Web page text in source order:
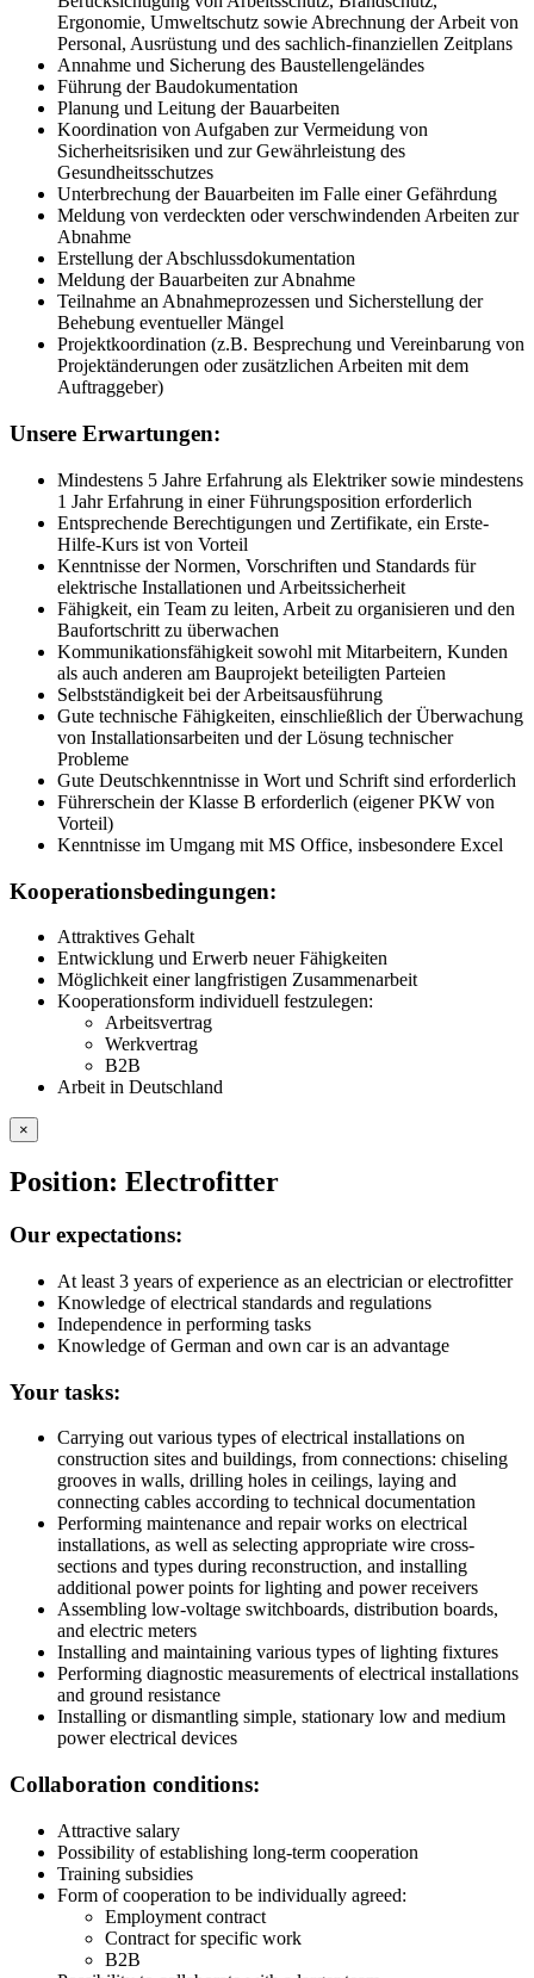
Ergonomie, Umweltschutz sowie Abrechnung der Arbeit von
Personal, Ausrüstung und des sachlich-finanziellen Zeitplans
Annahme und Sicherung des Baustellengeländes
Führung der Baudokumentation
Planung und Leitung der Bauarbeiten
Koordination von Aufgaben zur Vermeidung von
Sicherheitsrisiken und zur Gewährleistung des
Gesundheitsschutzes
Unterbrechung der Bauarbeiten im Falle einer Gefährdung
Meldung von verdeckten oder verschwindenden Arbeiten zur
Abnahme
Erstellung der Abschlussdokumentation
Meldung der Bauarbeiten zur Abnahme
Teilnahme an Abnahmeprozessen und Sicherstellung der
Behebung eventueller Mängel
Projektkoordination (z.B. Besprechung und Vereinbarung von
Projektänderungen oder zusätzlichen Arbeiten mit dem
Auftraggeber)
Unsere Erwartungen:
Mindestens 5 Jahre Erfahrung als Elektriker sowie mindestens
1 Jahr Erfahrung in einer Führungsposition erforderlich
Entsprechende Berechtigungen und Zertifikate, ein Erste-
Hilfe-Kurs ist von Vorteil
Kenntnisse der Normen, Vorschriften und Standards für
elektrische Installationen und Arbeitssicherheit
Fähigkeit, ein Team zu leiten, Arbeit zu organisieren und den
Baufortschritt zu überwachen
Kommunikationsfähigkeit sowohl mit Mitarbeitern, Kunden
als auch anderen am Bauprojekt beteiligten Parteien
Selbstständigkeit bei der Arbeitsausführung
Gute technische Fähigkeiten, einschließlich der Überwachung
von Installationsarbeiten und der Lösung technischer
Probleme
Gute Deutschkenntnisse in Wort und Schrift sind erforderlich
Führerschein der Klasse B erforderlich (eigener PKW von
Vorteil)
Kenntnisse im Umgang mit MS Office, insbesondere Excel
Kooperationsbedingungen:
Attraktives Gehalt
Entwicklung und Erwerb neuer Fähigkeiten
Möglichkeit einer langfristigen Zusammenarbeit
Kooperationsform individuell festzulegen:
Arbeitsvertrag
Werkvertrag
B2B
Arbeit in Deutschland
×
Position: Electrofitter
Our expectations:
At least 3 years of experience as an electrician or electrofitter
Knowledge of electrical standards and regulations
Independence in performing tasks
Knowledge of German and own car is an advantage
Your tasks:
Carrying out various types of electrical installations on
construction sites and buildings, from connections: chiseling
grooves in walls, drilling holes in ceilings, laying and
connecting cables according to technical documentation
Performing maintenance and repair works on electrical
installations, as well as selecting appropriate wire cross-
sections and types during reconstruction, and installing
additional power points for lighting and power receivers
Assembling low-voltage switchboards, distribution boards,
and electric meters
Installing and maintaining various types of lighting fixtures
Performing diagnostic measurements of electrical installations
and ground resistance
Installing or dismantling simple, stationary low and medium
power electrical devices
Collaboration conditions:
Attractive salary
Possibility of establishing long-term cooperation
Training subsidies
Form of cooperation to be individually agreed:
Employment contract
Contract for specific work
B2B